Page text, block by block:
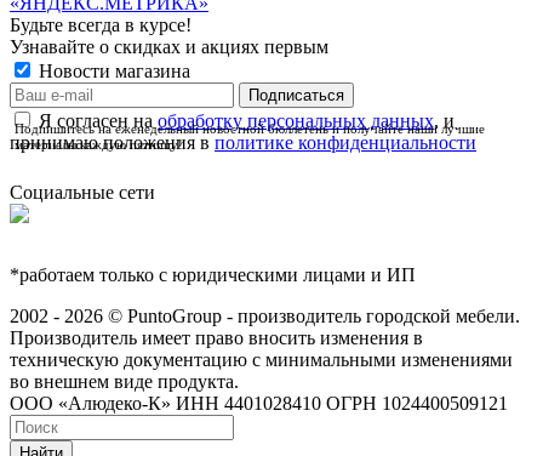
Будьте всегда в курсе!
Узнавайте о скидках и акциях первым
Новости магазина
Я согласен на обработку персональных данных, и
принимаю положения в политике конфиденциальности
Подпишитесь на еженедельный новостной бюллетень и получайте наши лучшие
материалы каждую пятницу!
Социальные сети
*работаем только с юридическими лицами и ИП
2002 - 2026 © PuntoGroup - производитель городской мебели.
Производитель имеет право вносить изменения в
техническую документацию с минимальными изменениями
во внешнем виде продукта.
ООО «Алюдеко-К» ИНН 4401028410 ОГРН 1024400509121